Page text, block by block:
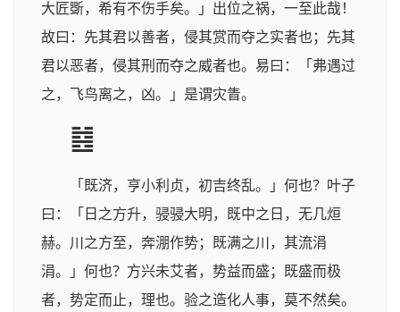
大匠斲，希有不伤手矣。」出位之祸，一至此哉！
故曰：先其君以善者，侵其赏而夺之实者也；先其
君以恶者，侵其刑而夺之威者也。易曰：「弗遇过
之，飞鸟离之，凶。」是谓灾眚。
䷾
「既济，亨小利贞，初吉终乱。」何也？叶子
曰：「日之方升，骎骎大明，既中之日，无几烜
赫。川之方至，奔淜作势；既满之川，其流涓
涓。」何也？方兴未艾者，势益而盛；既盛而极
者，势定而止，理也。验之造化人事，莫不然矣。